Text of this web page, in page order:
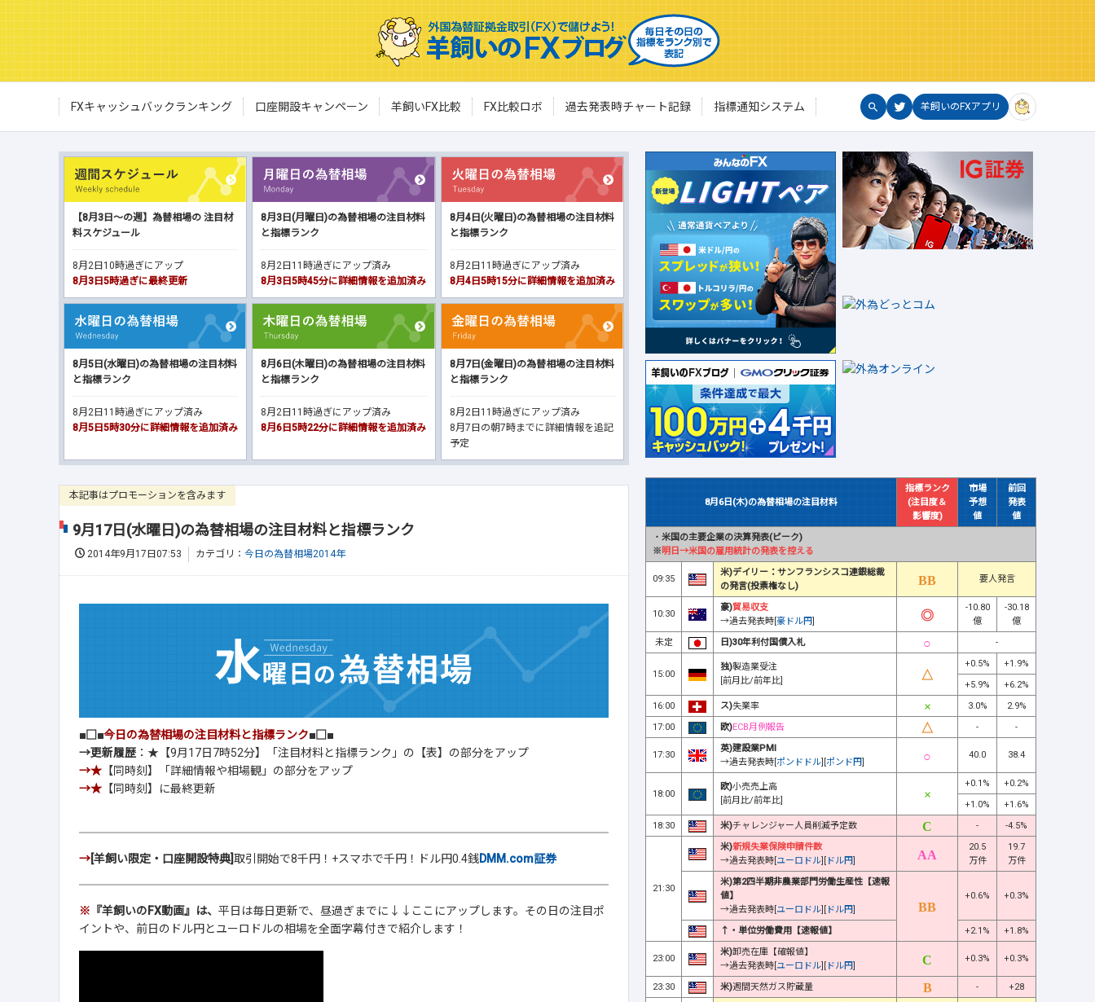
FXキャッシュバックランキング 口座開設キャンペーン 羊飼いFX比較 FX比較ロボ 過去発表時チャート記録 指標通知システム 羊飼いのFXアプリ
【8月3日～の週】為替相場の 注目材
料スケジュール
8月2日10時過ぎにアップ
8月3日5時過ぎに最終更新
8月3日(月曜日)の為替相場の注目材料
と指標ランク
8月2日11時過ぎにアップ済み
8月3日5時45分に詳細情報を追加済み
8月4日(火曜日)の為替相場の注目材料
と指標ランク
8月2日11時過ぎにアップ済み
8月4日5時15分に詳細情報を追加済み
8月5日(水曜日)の為替相場の注目材料
と指標ランク
8月2日11時過ぎにアップ済み
8月5日5時30分に詳細情報を追加済み
8月6日(木曜日)の為替相場の注目材料
と指標ランク
8月2日11時過ぎにアップ済み
8月6日5時22分に詳細情報を追加済み
8月7日(金曜日)の為替相場の注目材料
と指標ランク
8月2日11時過ぎにアップ済み
8月7日の朝7時までに詳細情報を追記
予定
本記事はプロモーションを含みます
9月17日(水曜日)の為替相場の注目材料と指標ランク
2014年9月17日07:53 カテゴリ： 今日の為替相場2014年
■□■今日の為替相場の注目材料と指標ランク■□■
→更新履歴 ：★【9月17日7時52分】「注目材料と指標ランク」の【表】の部分をアップ
→★ 【同時刻】「詳細情報や相場観」の部分をアップ
→★ 【同時刻】に最終更新
→[羊飼い限定・口座開設特典]取引開始で8千円！+スマホで千円！ドル円0.4銭DMM.com証券
※ 『羊飼いのFX動画』は、 平日は毎日更新で、昼過ぎまでに↓↓ここにアップします。その日の注目ポ
イントや、前日のドル円とユーロドルの相場を全面字幕付きで紹介します！
8月6日(木)の為替相場の注目材料
指標ランク
(注目度＆
影響度)
市場
予想
値
前回
発表
値
・ 米国の主要企業の決算発表(ピーク)
※明日→米国の雇用統計の発表を控える
09:35
米)デイリー：サンフランシスコ連銀総裁
の発言(投票権なし)
要人発言
10:30
豪)貿易収支
→過去発表時[豪ドル円]
-10.80
億
-30.18
億
未定
日)30年利付国債入札 -
15:00
独)製造業受注
[前月比/前年比]
+0.5%
+1.9%
+5.9%
+6.2%
16:00
ス)失業率 3.0%
2.9%
17:00
欧)ECB月例報告 - -
17:30
英)建設業PMI
→過去発表時[ポンドドル][ポンド円]
40.0 38.4
18:00
欧)小売売上高
[前月比/前年比]
+0.1%
+0.2%
+1.0%
+1.6%
18:30
米)チャレンジャー人員削減予定数 - -4.5%
21:30
米)新規失業保険申請件数
→過去発表時[ユーロドル][ ドル円]
20.5
万件
19.7
万件
米)第2四半期非農業部門労働生産性【速報
値】
→過去発表時[ユーロドル][ ドル円]
+0.6% +0.3%
↑・単位労働費用【速報値】 +2.1% +1.8%
23:00
米)卸売在庫【確報値】
→過去発表時[ユーロドル][ ドル円]
+0.3% +0.3%
23:30 米)週間天然ガス貯蔵量 -
+28